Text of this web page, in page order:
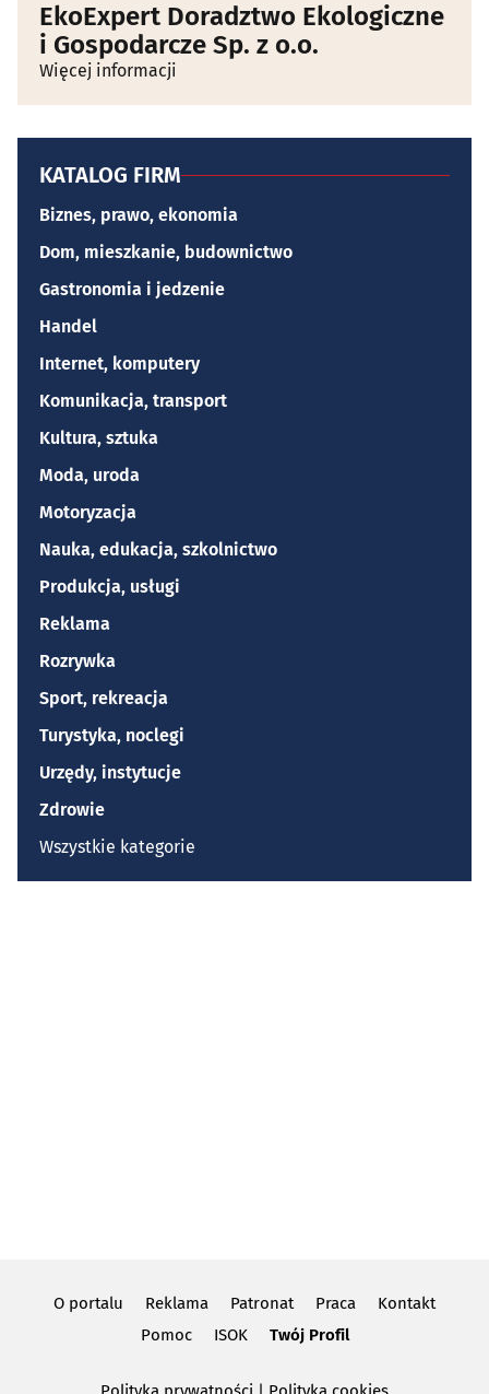
EkoExpert Doradztwo Ekologiczne
i Gospodarcze Sp. z o.o.
Więcej informacji
KATALOG FIRM
Biznes, prawo, ekonomia
Dom, mieszkanie, budownictwo
Gastronomia i jedzenie
Handel
Internet, komputery
Komunikacja, transport
Kultura, sztuka
Moda, uroda
Motoryzacja
Nauka, edukacja, szkolnictwo
Produkcja, usługi
Reklama
Rozrywka
Sport, rekreacja
Turystyka, noclegi
Urzędy, instytucje
Zdrowie
Wszystkie kategorie
O portalu Reklama Patronat Praca
Kontakt
Pomoc
ISOK Twój Profil